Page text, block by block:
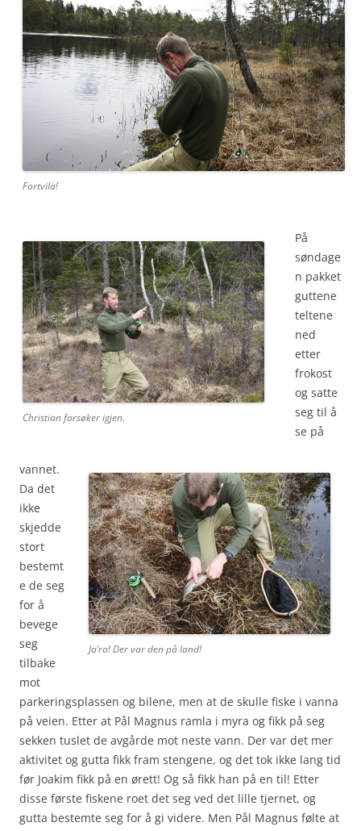
Fortvila!
Christian forsøker igjen.
Ja’ra! Der var den på land!
På
søndage
n pakket
guttene
teltene
ned
etter
frokost
og satte
seg til å
se på
vannet.
Da det
ikke
skjedde
stort
bestemt
e de seg
for å
bevege
seg
tilbake
mot
parkeringsplassen og bilene, men at de skulle fiske i vanna
på veien. Etter at Pål Magnus ramla i myra og fikk på seg
sekken tuslet de avgårde mot neste vann. Der var det mer
aktivitet og gutta fikk fram stengene, og det tok ikke lang tid
før Joakim fikk på en ørett! Og så fikk han på en til! Etter
disse første fiskene roet det seg ved det lille tjernet, og
gutta bestemte seg for å gi videre. Men Pål Magnus følte at